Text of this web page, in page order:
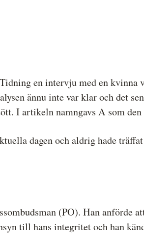
en intervju med en kvinna
ännu inte var klar och det
I artikeln namngavs A som
dagen och aldrig hade
(PO). Han anförde
till hans integritet och han